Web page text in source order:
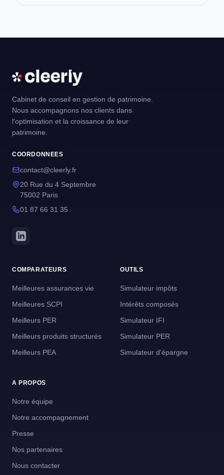
Cabinet de conseil en gestion de patrimoine.
Nous accompagnons nos clients dans
l'optimisation et la croissance de leur
patrimoine.
COORDONNEES
contact@cleerly.fr
20 Rue du 4 Septembre
75002 Paris
01 87 66 31 35
COMPARATEURS
Meilleures assurances vie
Meilleures SCPI
Meilleurs PER
Meilleurs produits structurés
Meilleurs PEA
OUTILS
Simulateur impôts
Intérêts composés
Simulateur IFI
Simulateur PER
Simulateur d'épargne
A PROPOS
Notre équipe
Notre accompagnement
Presse
Nos partenaires
Nous contacter